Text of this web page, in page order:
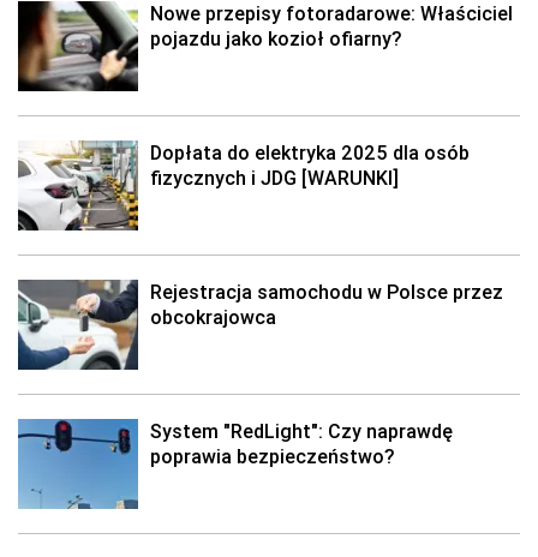
Nowe przepisy fotoradarowe: Właściciel
pojazdu jako kozioł ofiarny?
Dopłata do elektryka 2025 dla osób
fizycznych i JDG [WARUNKI]
Rejestracja samochodu w Polsce przez
obcokrajowca
System "RedLight": Czy naprawdę
poprawia bezpieczeństwo?